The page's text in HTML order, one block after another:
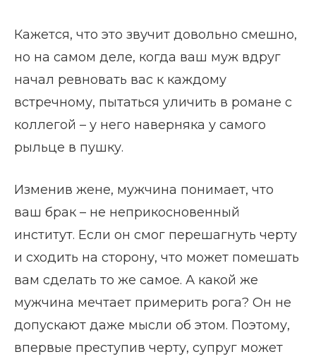
Кажется, что это звучит довольно смешно,
но на самом деле, когда ваш муж вдруг
начал ревновать вас к каждому
встречному, пытаться уличить в романе с
коллегой – у него наверняка у самого
рыльце в пушку.
Изменив жене, мужчина понимает, что
ваш брак – не неприкосновенный
институт. Если он смог перешагнуть черту
и сходить на сторону, что может помешать
вам сделать то же самое. А какой же
мужчина мечтает примерить рога? Он не
допускают даже мысли об этом. Поэтому,
впервые преступив черту, супруг может